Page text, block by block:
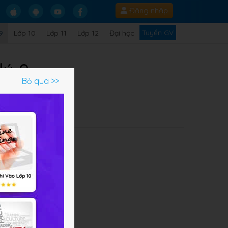
Đăng nhập
Lớp 10 Lớp 11 Lớp 12 Đại học Tuyển GV
9
Bỏ qua >>